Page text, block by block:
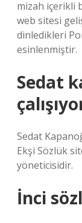
mizah içerikli
web sitesi
dinledikleri
esinlenmiştir.
Sedat
Sedat
Ekşi Sözlük
yöneticisidir.
İnci